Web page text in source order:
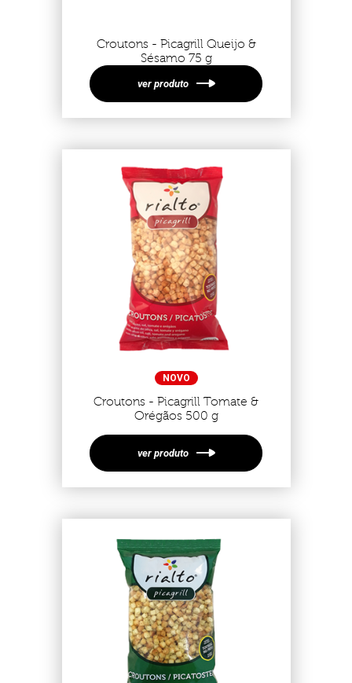
Croutons - Picagrill Queijo &
Sésamo 75 g
ver produto
NOVO
Croutons - Picagrill Tomate &
Orégãos 500 g
ver produto